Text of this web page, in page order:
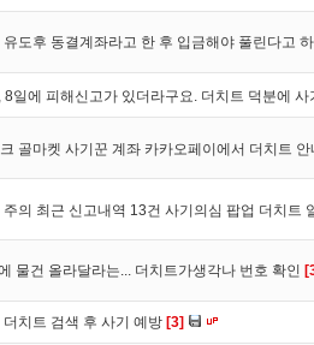
유도후 동결계좌라고 한 후 입금해야 풀린다고
8일에 피해신고가 있더라구요. 더치트 덕분에 사
골마켓 사기꾼 계좌 카카오페이에서 더치트 안
의 최근 신고내역 13건 사기의심 팝업 더치트
물건 올라달라는... 더치트가생각나 번호 확인
더치트 검색 후 사기 예방 [3]